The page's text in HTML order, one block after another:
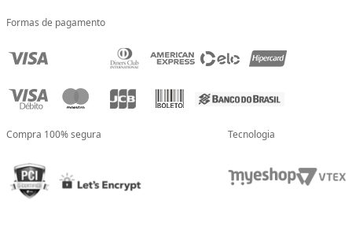
Formas de pagamento
Compra 100% segura Tecnologia